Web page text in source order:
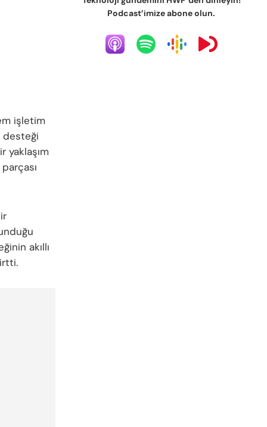
işletim
desteği
yaklaşım
akıllı
Podcast’imize abone olun.